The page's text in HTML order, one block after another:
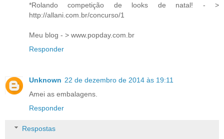
*Rolando competição de looks de natal! - >
http://allani.com.br/concurso/1
Meu blog - > www.popday.com.br
Responder
Unknown 22 de dezembro de 2014 às 19:11
Amei as embalagens.
Responder
Respostas